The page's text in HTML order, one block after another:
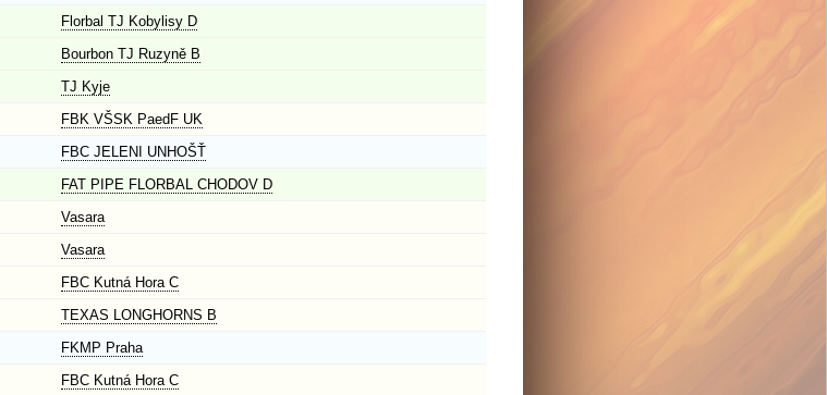
Florbal TJ Kobylisy D
Bourbon TJ Ruzyně B
TJ Kyje
FBK VŠSK PaedF UK
FBC JELENI UNHOŠŤ
FAT PIPE FLORBAL CHODOV D
Vasara
Vasara
FBC Kutná Hora C
TEXAS LONGHORNS B
FKMP Praha
FBC Kutná Hora C